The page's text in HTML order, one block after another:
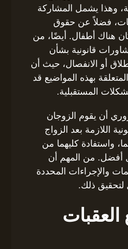
وهذا يشمل المشاركة
فضلاً عن حقوق
كان هناك أطفال. أيضًا، من
قانونية بشأن
أو الانفصال، حيث أن
بهذه المواضيع قد
المستقبلية.
أن يقوم الزوجان
اللازمة بعد الزواج
واستفادة كليهما من
أفضل. من المهم أن
والإجراءات المحددة
لتحقيق ذلك.
العقبات